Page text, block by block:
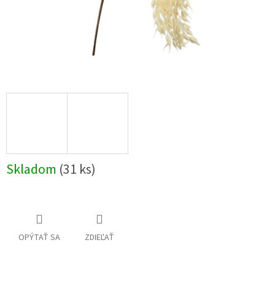
Skladom (31 ks)
OPÝTAŤ SA ZDIEĽAŤ